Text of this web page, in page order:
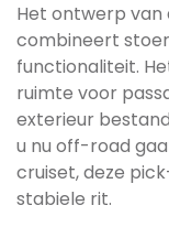
Het ontwerp van
combineert
functionaliteit.
ruimte voor
exterieur
u nu off-road
cruiset, deze
stabiele rit.